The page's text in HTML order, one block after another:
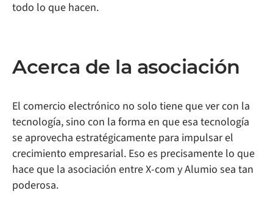
todo lo que hacen.
Acerca de la asociación
El comercio electrónico no solo tiene que ver con la
tecnología, sino con la forma en que esa tecnología
se aprovecha estratégicamente para impulsar el
crecimiento empresarial. Eso es precisamente lo que
hace que la asociación entre X-com y Alumio sea tan
poderosa.